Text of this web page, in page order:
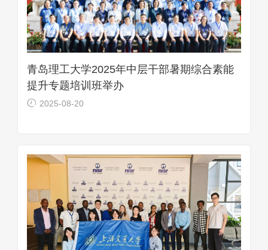
青岛理工大学2025年中层干部暑期综合素能
提升专题培训班举办
2025-08-20